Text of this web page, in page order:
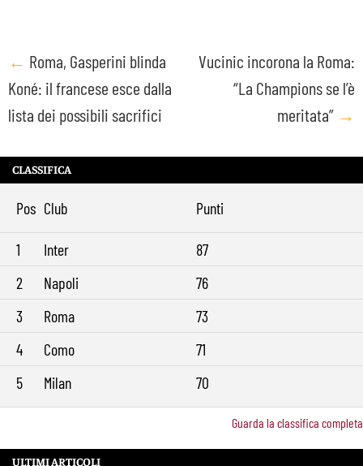
Post
navigation
← Roma, Gasperini blinda
Koné: il francese esce dalla
lista dei possibili sacrifici
Vucinic incorona la Roma:
“La Champions se l’è
meritata” →
CLASSIFICA
Pos Club Punti
1 Inter
87
2
Napoli
76
3
Roma
73
4
Como
71
5
Milan 70
Guarda la classifica completa
ULTIMI ARTICOLI